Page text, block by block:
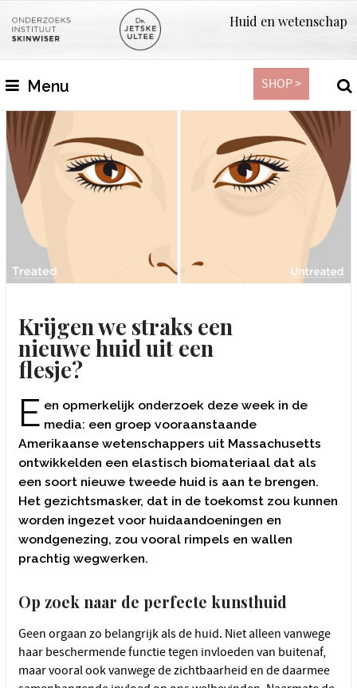
Huid en wetenschap
Menu SHOP >
Krijgen we straks een
nieuwe huid uit een
flesje?
E en opmerkelijk onderzoek deze week in de
media: een groep vooraanstaande
Amerikaanse wetenschappers uit Massachusetts
ontwikkelden een elastisch biomateriaal dat als
een soort nieuwe tweede huid is aan te brengen.
Het gezichtsmasker, dat in de toekomst zou kunnen
worden ingezet voor huidaandoeningen en
wondgenezing, zou vooral rimpels en wallen
prachtig wegwerken.
Op zoek naar de perfecte kunsthuid
Geen orgaan zo belangrijk als de huid. Niet alleen vanwege
haar beschermende functie tegen invloeden van buitenaf,
maar vooral ook vanwege de zichtbaarheid en de daarmee